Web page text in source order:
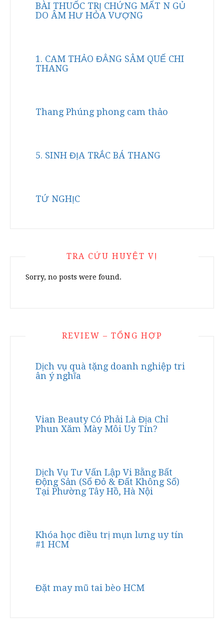
BÀI THUỐC TRỊ CHỨNG MẤT N GỦ
DO ÂM HƯ HỎA VƯỢNG
1. CAM THẢO ĐẲNG SÂM QUẾ CHI
THANG
Thang Phúng phong cam thảo
5. SINH ĐỊA TRẮC BÁ THANG
TỨ NGHỊC
TRA CỨU HUYỆT VỊ
Sorry, no posts were found.
REVIEW – TỔNG HỢP
Dịch vụ quà tặng doanh nghiệp tri
ân ý nghĩa
Vian Beauty Có Phải Là Địa Chỉ
Phun Xăm Mày Môi Uy Tín?
Dịch Vụ Tư Vấn Lập Vi Bằng Bất
Động Sản (Sổ Đỏ & Đất Không Sổ)
Tại Phường Tây Hồ, Hà Nội
Khóa học điều trị mụn lưng uy tín
#1 HCM
Đặt may mũ tai bèo HCM